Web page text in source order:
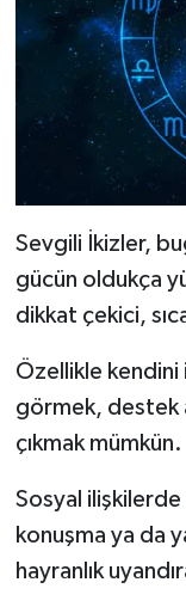
Sevgili İkizler,
gücün oldukça
dikkat çekici,
Özellikle
görmek, destek
çıkmak mümkün.
Sosyal
konuşma ya da
hayranlık